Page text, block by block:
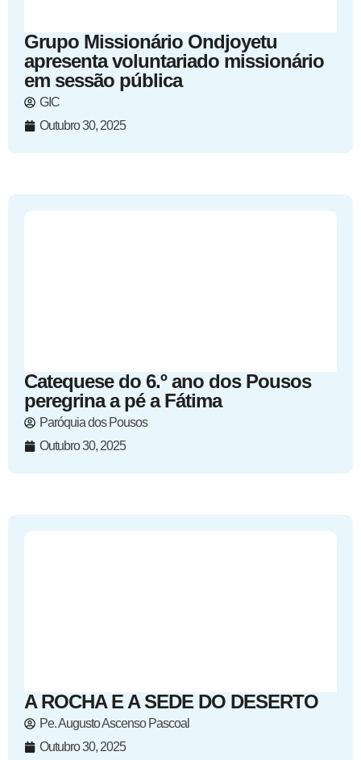
Grupo Missionário Ondjoyetu
apresenta voluntariado missionário
em sessão pública
GIC
Outubro 30, 2025
Catequese do 6.º ano dos Pousos
peregrina a pé a Fátima
Paróquia dos Pousos
Outubro 30, 2025
A ROCHA E A SEDE DO DESERTO
Pe. Augusto Ascenso Pascoal
Outubro 30, 2025